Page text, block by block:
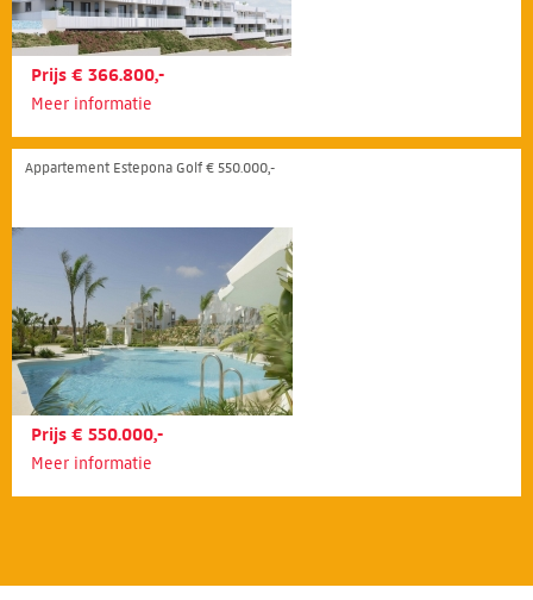
Prijs € 366.800,-
Meer informatie
Appartement Estepona Golf € 550.000,-
Prijs € 550.000,-
Meer informatie